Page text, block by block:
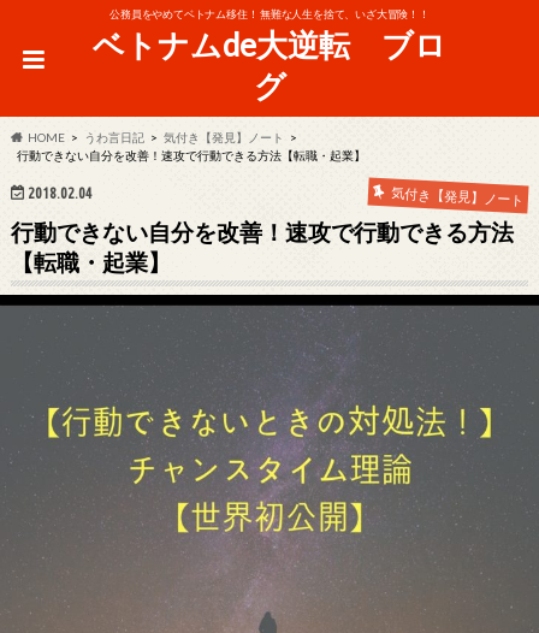
公務員をやめてベトナム移住！ 無難な人生を捨て、いざ大冒険！！
ベトナムde大逆転 ブロ
グ
HOME うわ言日記
気付き【発見】ノート
行動できない自分を改善！速攻で行動できる方法【転職・起業】
2018.02.04 気付き【発見】ノート
行動できない自分を改善！速攻で行動できる方法
【転職・起業】